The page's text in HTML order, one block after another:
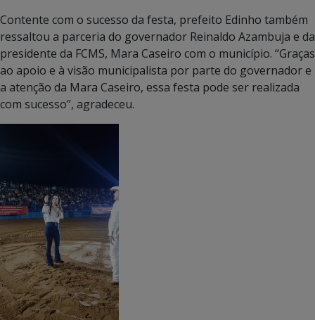
Contente com o sucesso da festa, prefeito Edinho também
ressaltou a parceria do governador Reinaldo Azambuja e da
presidente da FCMS, Mara Caseiro com o município. “Graças
ao apoio e à visão municipalista por parte do governador e
a atenção da Mara Caseiro, essa festa pode ser realizada
com sucesso”, agradeceu.